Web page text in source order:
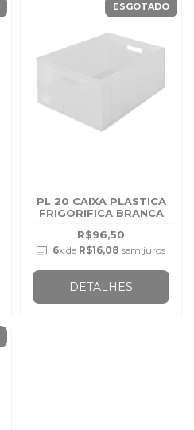
ESGOTADO
PL 20 CAIXA PLASTICA
FRIGORIFICA BRANCA
R$96,50
6x de R$16,08 sem juros
DETALHES